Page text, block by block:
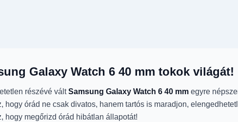
Galaxy Watch 6 40 mm tokok világát!
részévé váltSamsung Galaxy Watch 6 40 mm egyre
hogy órád ne csak divatos, hanem tartós is maradjon,
hogy megőrizd órád hibátlan állapotát!